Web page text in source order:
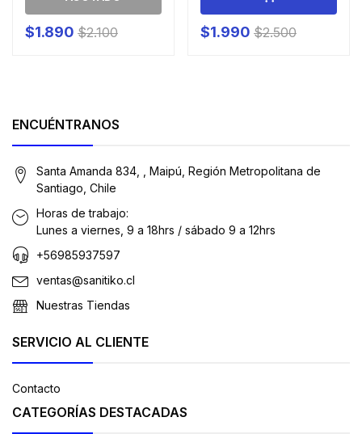
$1.890 $2.100 $1.990 $2.500
ENCUÉNTRANOS
Santa Amanda 834, , Maipú, Región Metropolitana de
Santiago, Chile
Horas de trabajo:
Lunes a viernes, 9 a 18hrs / sábado 9 a 12hrs
+56985937597
ventas@sanitiko.cl
Nuestras Tiendas
SERVICIO AL CLIENTE
Contacto
CATEGORÍAS DESTACADAS